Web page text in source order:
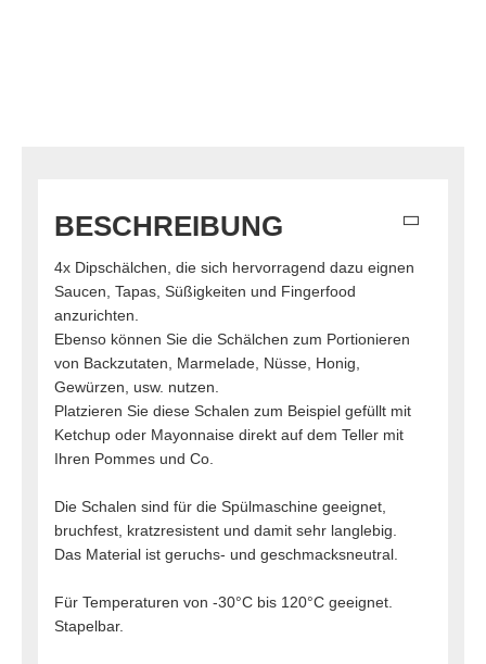
BESCHREIBUNG
4x Dipschälchen, die sich hervorragend dazu eignen
Saucen, Tapas, Süßigkeiten und Fingerfood
anzurichten.
Ebenso können Sie die Schälchen zum Portionieren
von Backzutaten, Marmelade, Nüsse, Honig,
Gewürzen, usw. nutzen.
Platzieren Sie diese Schalen zum Beispiel gefüllt mit
Ketchup oder Mayonnaise direkt auf dem Teller mit
Ihren Pommes und Co.
Die Schalen sind für die Spülmaschine geeignet,
bruchfest, kratzresistent und damit sehr langlebig.
Das Material ist geruchs- und geschmacksneutral.
Für Temperaturen von -30°C bis 120°C geeignet.
Stapelbar.